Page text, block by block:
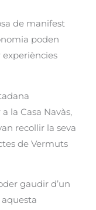
de manifest
poden
la Casa Navàs,
recollir la seva
de Vermuts
gaudir d’un